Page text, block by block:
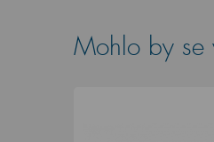
Mohlo by se